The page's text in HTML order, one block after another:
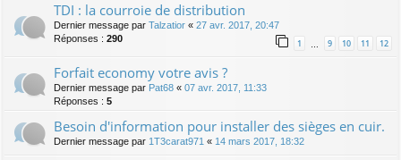
TDI : la courroie de distribution
Dernier message par Talzatior « 27 avr. 2017, 20:47
Réponses : 290 1 9 10 11 12
Forfait economy votre avis ?
Dernier message par Pat68 « 07 avr. 2017, 11:33
Réponses : 5
Besoin d'information pour installer des sièges en cuir.
Dernier message par 1T3carat971 « 14 mars 2017, 18:32